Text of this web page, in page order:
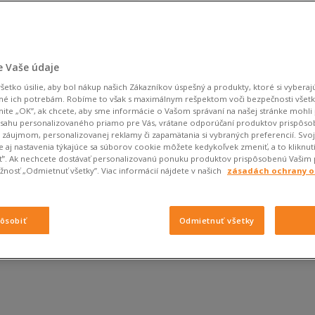
adidas Superstar, ktoré z nich si
Vaše údaje
úsilie, aby bol nákup našich Zákazníkov úspešný a produkty, ktoré si
ich potrebám. Robíme to však s maximálnym rešpektom voči bezpečnosti
„OK”, ak chcete, aby sme informácie o Vašom správaní na našej stránke mohli
personalizovaného priamo pre Vás, vrátane odporúčaní produktov
personalizovanej reklamy či zapamätania si vybraných preferencií.
aj nastavenia týkajúce sa súborov cookie môžete kedykoľvek zmeniť, a to
Ak nechcete dostávať personalizovanú ponuku produktov prispôsobenú
„Odmietnuť všetky”. Viac informácií nájdete v našich
zásadách ochrany
Odmietnuť všetky